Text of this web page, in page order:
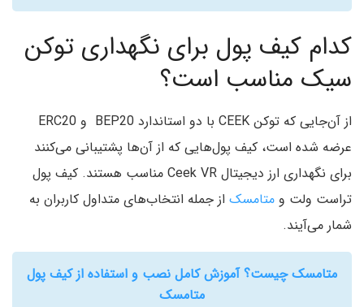
کدام کیف پول برای نگهداری توکن
سیک مناسب است؟
از آن‌جایی که توکن CEEK با دو استاندارد BEP20 و ERC20
عرضه شده است، کیف پول‌هایی که از آن‌ها پشتیبانی می‌کنند
برای نگهداری ارز دیجیتال Ceek VR مناسب هستند. کیف پول
تراست ولت و متامسک از جمله انتخاب‌های متداول کاربران به
شمار می‌آیند.
متامسک چیست؟ آموزش کامل نصب و استفاده از کیف پول
متامسک